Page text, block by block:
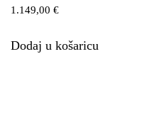
1.149,00 €
Dodaj u košaricu